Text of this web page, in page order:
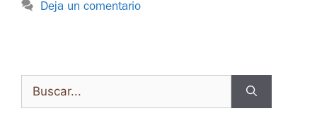
Deja un comentario